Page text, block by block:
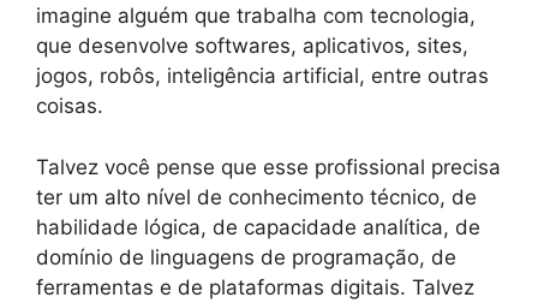
imagine alguém que trabalha com tecnologia,
que desenvolve softwares, aplicativos, sites,
jogos, robôs, inteligência artificial, entre outras
coisas.
Talvez você pense que esse profissional precisa
ter um alto nível de conhecimento técnico, de
habilidade lógica, de capacidade analítica, de
domínio de linguagens de programação, de
ferramentas e de plataformas digitais. Talvez